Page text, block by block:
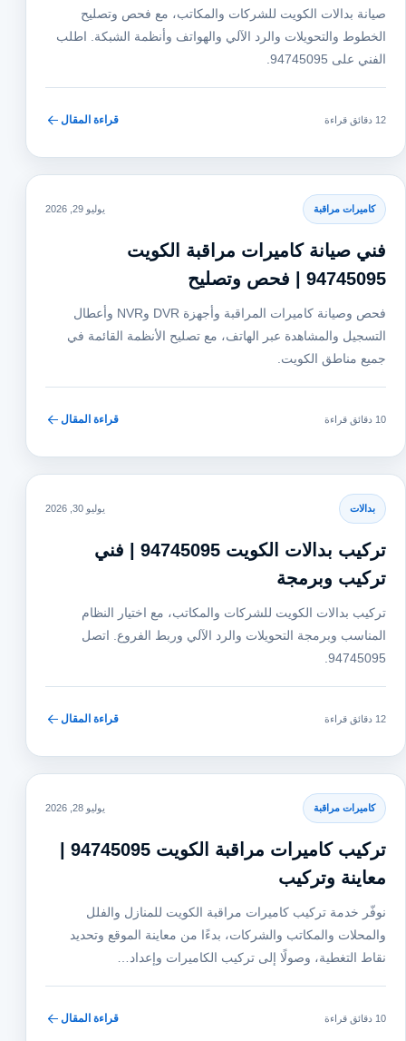
صيانة بدالات الكويت للشركات والمكاتب، مع فحص وتصليح
الخطوط والتحويلات والرد الآلي والهواتف وأنظمة الشبكة. اطلب
الفني على 94745095.
12 دقائق قراءة قراءة المقال
كاميرات مراقبة يوليو 29, 2026
فني صيانة كاميرات مراقبة الكويت
94745095 | فحص وتصليح
فحص وصيانة كاميرات المراقبة وأجهزة DVR وNVR وأعطال
التسجيل والمشاهدة عبر الهاتف، مع تصليح الأنظمة القائمة في
جميع مناطق الكويت.
10 دقائق قراءة قراءة المقال
بدالات يوليو 30, 2026
تركيب بدالات الكويت 94745095 | فني
تركيب وبرمجة
تركيب بدالات الكويت للشركات والمكاتب، مع اختيار النظام
المناسب وبرمجة التحويلات والرد الآلي وربط الفروع. اتصل
94745095.
12 دقائق قراءة قراءة المقال
كاميرات مراقبة يوليو 28, 2026
معاينة وتركيب
نوفّر خدمة تركيب كاميرات مراقبة الكويت للمنازل والفلل
والمحلات والمكاتب والشركات، بدءًا من معاينة الموقع وتحديد
نقاط التغطية، وصولًا إلى تركيب الكاميرات وإعداد…
10 دقائق قراءة قراءة المقال